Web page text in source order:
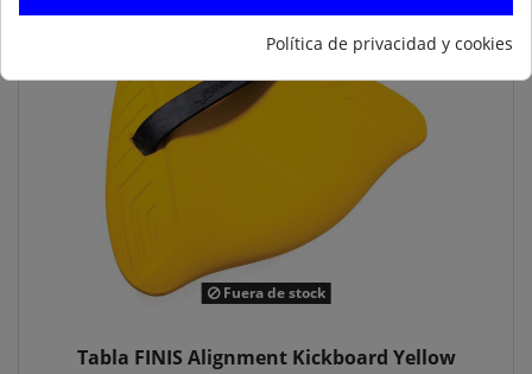
Fuera de stock
Tabla FINIS Alignment Kickboard Yellow
Política de privacidad y cookies